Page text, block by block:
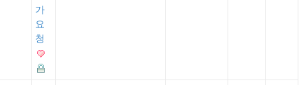
가
요
청